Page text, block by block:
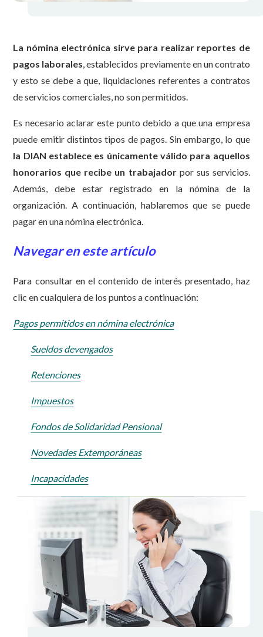
La nómina electrónica sirve para realizar reportes de
pagos laborales, establecidos previamente en un contrato
y esto se debe a que, liquidaciones referentes a contratos
de servicios comerciales, no son permitidos.
Es necesario aclarar este punto debido a que una empresa
puede emitir distintos tipos de pagos. Sin embargo, lo que
la DIAN establece es únicamente válido para aquellos
honorarios que recibe un trabajadorpor sus servicios.
Además, debe estar registrado en la nómina de la
organización. A continuación, hablaremos que se puede
pagar en una nómina electrónica.
Navegar en este artículo
Para consultar en el contenido de interés presentado, haz
clic en cualquiera de los puntos a continuación:
Pagos permitidos en nómina electrónica
Sueldos devengados
Retenciones
Impuestos
Fondos de Solidaridad Pensional
Novedades Extemporáneas
Incapacidades